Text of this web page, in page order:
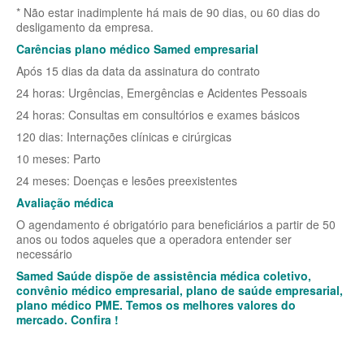
SANTA HELENA PLANO DE SAÚDE INDIVIDUAL
SÃO CRISTOVÃO PLANO DE SAÚDE INDIVIDUAL
SÃO MIGUEL PLANO DE SAÚDE INDIVIDUAL
STA CASA MAUÁ PLANO DE SAÚDE INDIVIDUAL
TOTAL MEDCARE PLANO DE SAÚDE INDIVIDUAL
ÚNICA PLANO DE SAÚDE INDIVIDUAL
UNIHOSP PLANO DE SAÚDE INDIVIDUAL
UNIMED GUARULHOS PLANO DE SAÚDE INDIVIDUAL
PLANO DE SAÚDE FAMILIAR
* Não estar inadimplente há mais de 90 dias, ou 60 dias do
desligamento da empresa.
Carências plano médico Samed empresarial
Após 15 dias da data da assinatura do contrato
24 horas: Urgências, Emergências e Acidentes Pessoais
24 horas: Consultas em consultórios e exames básicos
120 dias: Internações clínicas e cirúrgicas
10 meses: Parto
24 meses: Doenças e lesões preexistentes
Avaliação médica
O agendamento é obrigatório para beneficiários a partir de 50
anos ou todos aqueles que a operadora entender ser
necessário
Samed Saúde dispõe de assistência médica coletivo,
convênio médico empresarial, plano de saúde empresarial,
plano médico PME. Temos os melhores valores do
mercado. Confira !